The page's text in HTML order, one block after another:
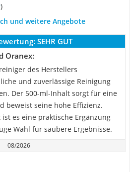
)
und weitere Angebote
SEHR GUT
Oranex:
des Herstellers
und zuverlässige Reinigung
Der 500-ml-Inhalt sorgt für eine
beweist seine hohe Effizienz.
es eine praktische Ergänzung
Wahl für saubere Ergebnisse.
08/2026